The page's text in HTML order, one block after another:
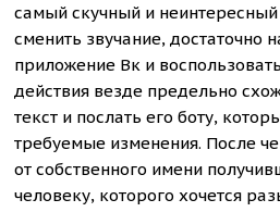
самый скучный и
сменить звучание, достаточно
приложение Вк и
действия везде предельно
текст и послать его боту,
требуемые изменения. После
от собственного имени
человеку, которого хочется